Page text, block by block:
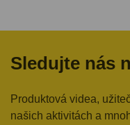
Sledujte nás
Produktová videa,
našich aktivitách a